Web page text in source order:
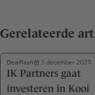
Gerelateerde
Dealflash 5 december 2023
IK Partners gaat
investeren in Kooi